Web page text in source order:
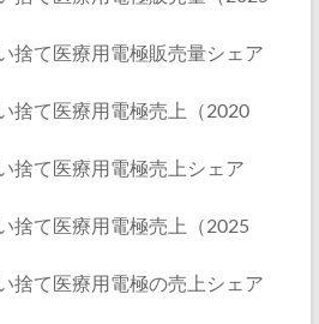
捨て医療用電極販売量シェア
捨て医療用電極売上（2020
捨て医療用電極売上シェア
捨て医療用電極売上（2025
捨て医療用電極の売上シェア